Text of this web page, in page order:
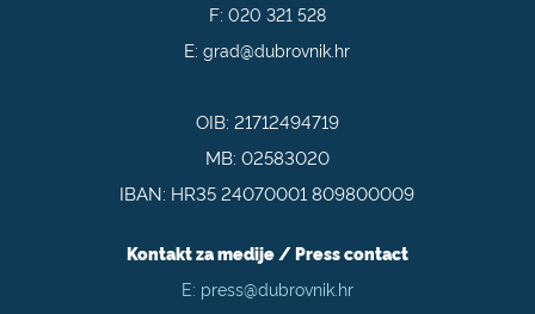
F: 020 321 528
E:grad@dubrovnik.hr
OIB: 21712494719
MB: 02583020
IBAN: HR35 24070001 809800009
Kontakt za medije / Press contact
E: press@dubrovnik.hr